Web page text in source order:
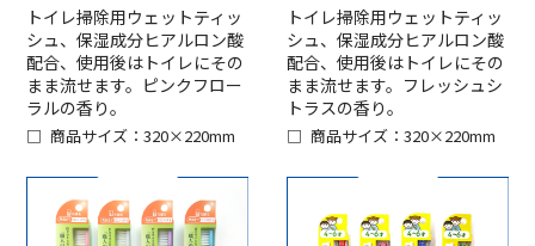
トイレ掃除用ウェットティッ
シュ、保湿成分ヒアルロン酸
配合、使用後はトイレにその
まま流せます。ピンクフロー
ラルの香り。
商品サイズ：320×220mm
トイレ掃除用ウェットティッ
シュ、保湿成分ヒアルロン酸
配合、使用後はトイレにその
まま流せます。フレッシュシ
トラスの香り。
商品サイズ：320×220mm